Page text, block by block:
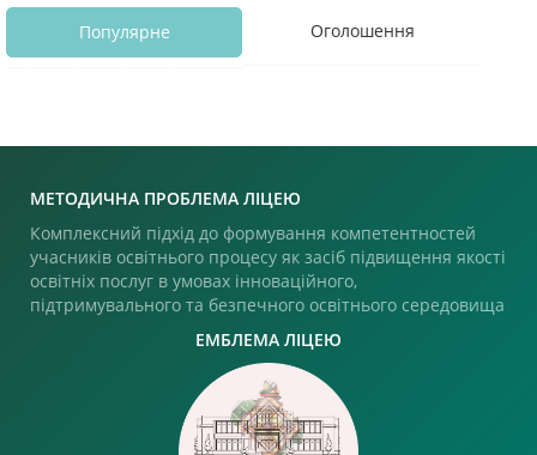
Популярне Оголошення
МЕТОДИЧНА ПРОБЛЕМА ЛІЦЕЮ
Комплексний підхід до формування компетентностей
учасників освітнього процесу як засіб підвищення якості
освітніх послуг в умовах інноваційного,
підтримувального та безпечного освітнього середовища
ЕМБЛЕМА ЛІЦЕЮ